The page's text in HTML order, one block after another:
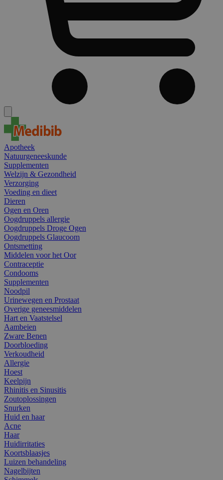
Apotheek
Natuurgeneeskunde
Supplementen
Welzijn & Gezondheid
Verzorging
Voeding en dieet
Dieren
Ogen en Oren
Oogdruppels allergie
Oogdruppels Droge Ogen
Oogdruppels Glaucoom
Ontsmetting
Middelen voor het Oor
Contraceptie
Condooms
Supplementen
Noodpil
Urinewegen en Prostaat
Overige geneesmiddelen
Hart en Vaatstelsel
Aambeien
Zware Benen
Doorbloeding
Verkoudheid
Allergie
Hoest
Keelpijn
Rhinitis en Sinusitis
Zoutoplossingen
Snurken
Huid en haar
Acne
Haar
Huidirritaties
Koortsblaasjes
Luizen behandeling
Nagelbijten